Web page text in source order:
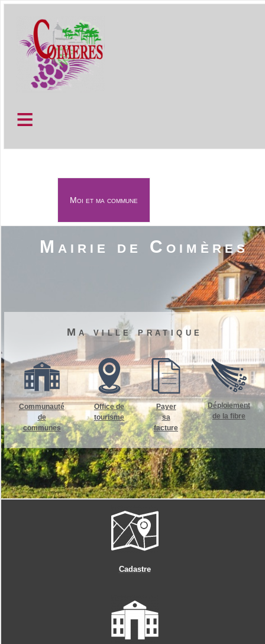
≡
Moi et ma commune
≡
Mairie de Coimères
Ma ville pratique
Communauté
de
communes
Office de
tourisme
Payer
sa
facture
Déploiement
de la fibre
Cadastre